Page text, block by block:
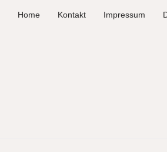
Home Kontakt Impressum